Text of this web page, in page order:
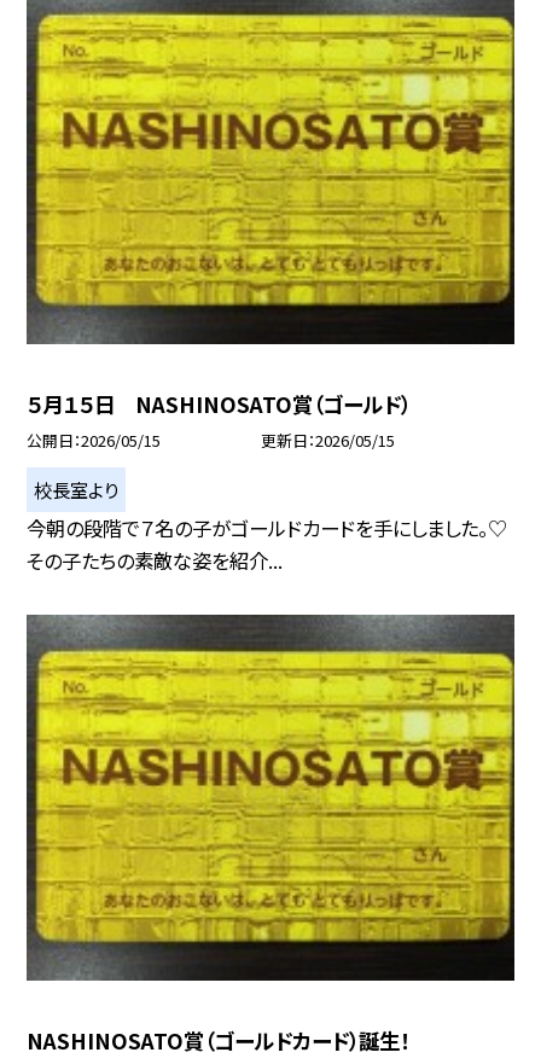
５月１５日 NASHINOSATO賞（ゴールド）
公開日 2026/05/15 更新日 2026/05/15
校長室より
今朝の段階で７名の子がゴールドカードを手にしました。♡
その子たちの素敵な姿を紹介...
NASHINOSATO賞（ゴールドカード）誕生！